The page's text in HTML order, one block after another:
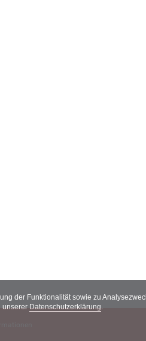
der Funktionalität sowie zu
unserer Datenschutzerklärung.